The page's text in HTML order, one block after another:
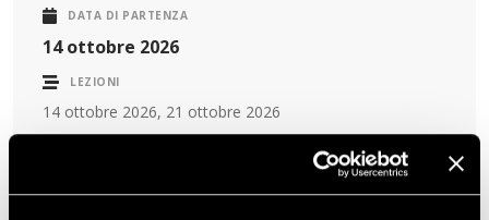
DATA DI PARTENZA
14 ottobre 2026
LEZIONI
14 ottobre 2026, 21 ottobre 2026